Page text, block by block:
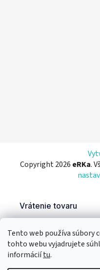
Tento web používa súbory
tohto webu vyjadrujete
informáciítu.
Copyright 2026 eRKa.